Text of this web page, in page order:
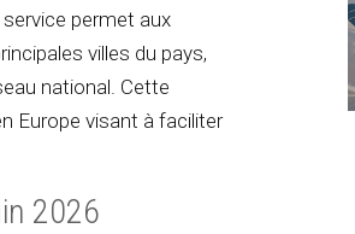
permet aux
villes du pays,
national. Cette
Europe visant à faciliter
2026